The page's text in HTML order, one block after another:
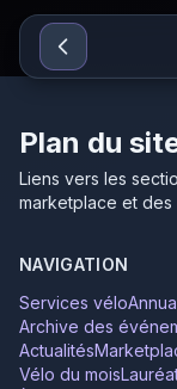
Sari la conținut
Plan du
Liens vers les
marketplace et des
NAVIGATION
Services vélo
Archive des
Actualités
Vélo du mois